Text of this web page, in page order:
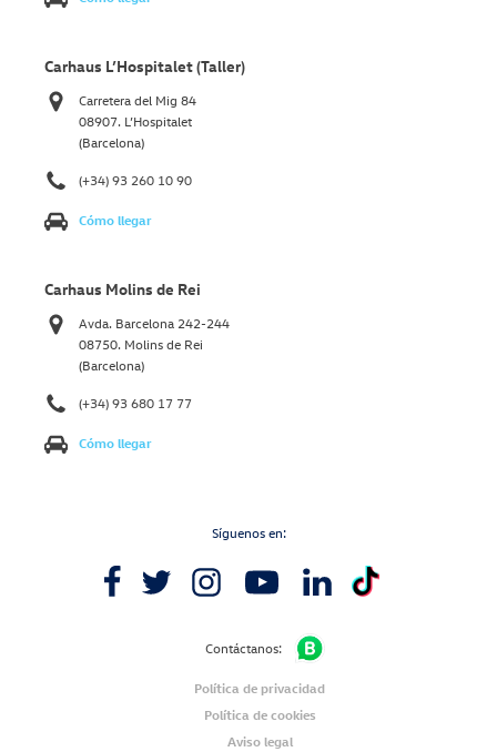
Carhaus L’Hospitalet (Taller)
Carretera del Mig 84
08907. L’Hospitalet
(Barcelona)
(+34) 93 260 10 90
Cómo llegar
Carhaus Molins de Rei
Avda. Barcelona 242-244
08750. Molins de Rei
(Barcelona)
(+34) 93 680 17 77
Cómo llegar
Síguenos en:
Contáctanos:
Política de privacidad
Política de cookies
Aviso legal